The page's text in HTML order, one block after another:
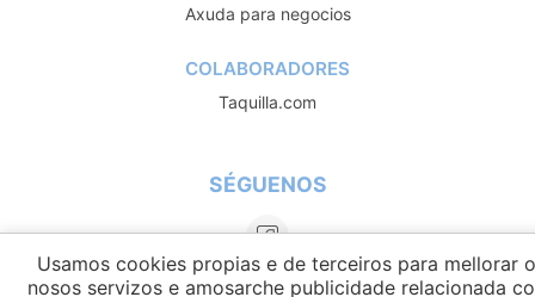
Axuda para negocios
COLABORADORES
Taquilla.com
SÉGUENOS
Usamos cookies propias e de terceiros para mellorar
nosos servizos e amosarche publicidade relacionada